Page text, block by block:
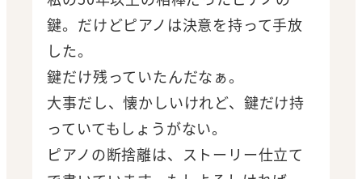
鍵。だけどピアノは決意を持って手放
した。
鍵だけ残っていたんだなぁ。
大事だし、懐かしいけれど、鍵だけ持
っていてもしょうがない。
ピアノの断捨離は、ストーリー仕立て